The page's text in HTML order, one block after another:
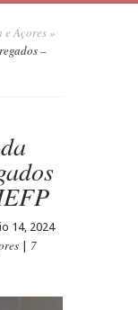
Açores»
–
14, 2024
7